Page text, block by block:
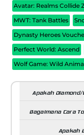
Avatar: Realms Collide
MWT: Tank Battles
Dynasty Heroes
Perfect World: Ascend
Wolf Game: Wild
Apakah
Bagaimana Cara
Apakah